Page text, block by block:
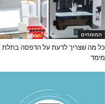
המומחים
כל מה שצריך לדעת על הדפסה בתלת
מימד